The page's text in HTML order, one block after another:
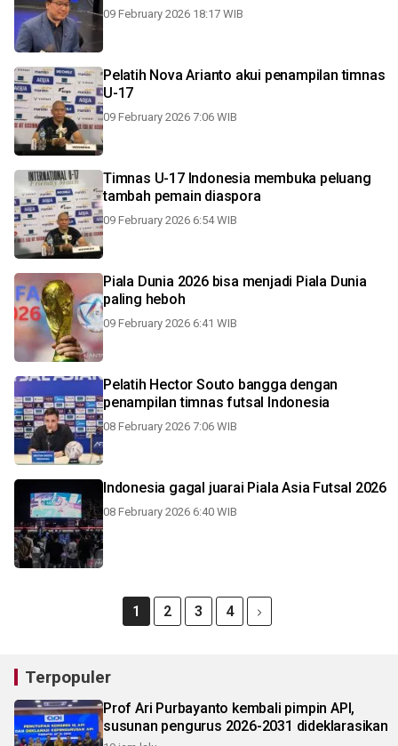
09 February 2026 18:17 WIB
Pelatih Nova Arianto akui penampilan timnas
U-17
09 February 2026 7:06 WIB
Timnas U-17 Indonesia membuka peluang
tambah pemain diaspora
09 February 2026 6:54 WIB
Piala Dunia 2026 bisa menjadi Piala Dunia
paling heboh
09 February 2026 6:41 WIB
Pelatih Hector Souto bangga dengan
penampilan timnas futsal Indonesia
08 February 2026 7:06 WIB
Indonesia gagal juarai Piala Asia Futsal 2026
08 February 2026 6:40 WIB
1 2 3 4
Terpopuler
Prof Ari Purbayanto kembali pimpin API,
susunan pengurus 2026-2031 dideklarasikan